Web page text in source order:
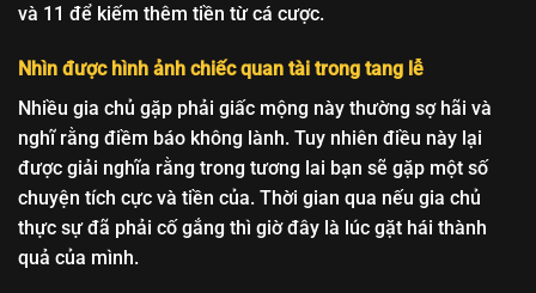
và 11 để kiếm thêm tiền từ cá cược.
Nhìn được hình ảnh chiếc quan tài trong tang lễ
Nhiều gia chủ gặp phải giấc mộng này thường sợ hãi và
nghĩ rằng điềm báo không lành. Tuy nhiên điều này lại
được giải nghĩa rằng trong tương lai bạn sẽ gặp một số
chuyện tích cực và tiền của. Thời gian qua nếu gia chủ
thực sự đã phải cố gắng thì giờ đây là lúc gặt hái thành
quả của mình.